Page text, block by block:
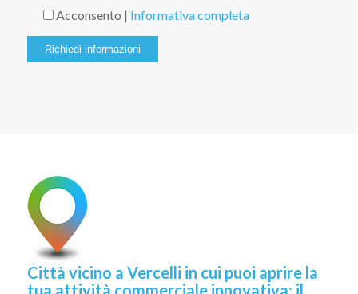
Acconsento | Informativa completa
Città vicino a Vercelli in cui puoi aprire la